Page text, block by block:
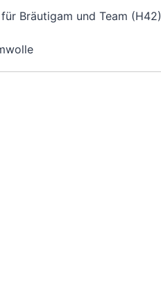
Bräutigam und Team (H42)